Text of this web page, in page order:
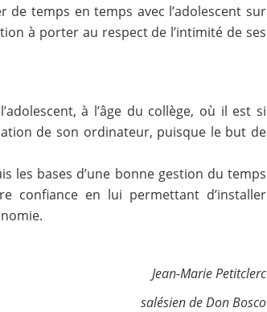
temps en temps avec l’adolescent sur
à porter au respect de l’intimité de ses
à l’âge du collège, où il est si
de son ordinateur, puisque le but de
les bases d’une bonne gestion du temps
confiance en lui permettant d’installer
Jean-Marie Petitclerc
salésien de Don Bosco